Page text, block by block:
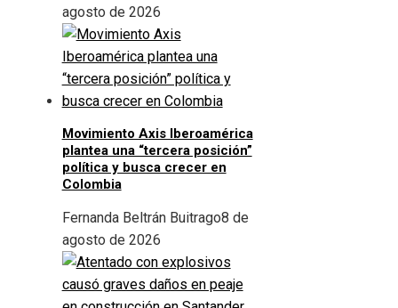
agosto de 2026
Movimiento Axis Iberoamérica
plantea una “tercera posición”
política y busca crecer en
Colombia
Fernanda Beltrán Buitrago8 de
agosto de 2026